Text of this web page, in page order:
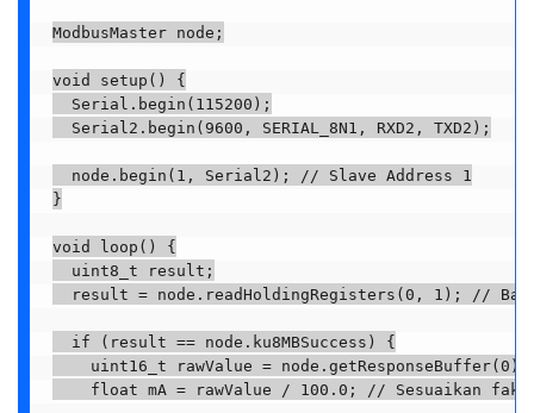
ModbusMaster node;
void setup() {
  Serial.begin(115200);
  Serial2.begin(9600, SERIAL_8N1, RXD2, TXD2);
  node.begin(1, Serial2); // Slave Address 1
}
void loop() {
  uint8_t result;
result = node.readHoldingRegisters(0, 1); //
  if (result == node.ku8MBSuccess) {
    uint16_t rawValue = node.getResponseBuffer(0);
float mA = rawValue / 100.0; // Sesuaikan